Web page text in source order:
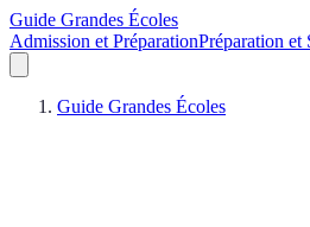
Guide Grandes Écoles
Admission et PréparationPréparation et
Guide Grandes Écoles